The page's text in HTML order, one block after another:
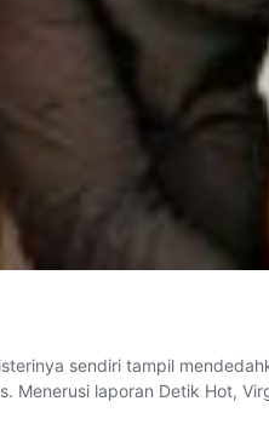
sendiri tampil
laporan Detik Hot,